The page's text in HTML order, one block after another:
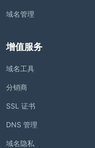
域名管理
增值服务
域名工具
分销商
SSL 证书
DNS 管理
域名隐私